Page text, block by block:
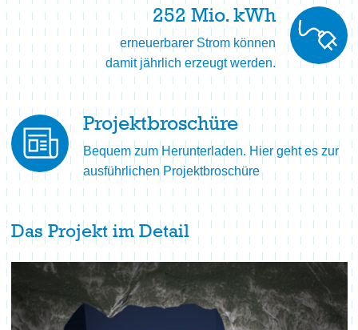
252 Mio. kWh
erneuerbarer Strom können
damit jährlich erzeugt werden.
Projektbroschüre
Bequem zum Herunterladen. Hier geht es zur
ausführlichen Projektbroschüre
Das Projekt im Detail